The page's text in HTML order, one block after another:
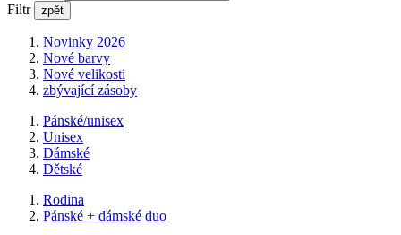
Filtr zpět
Novinky 2026
Nové barvy
Nové velikosti
zbývající zásoby
Pánské/unisex
Unisex
Dámské
Dětské
Rodina
Pánské + dámské duo